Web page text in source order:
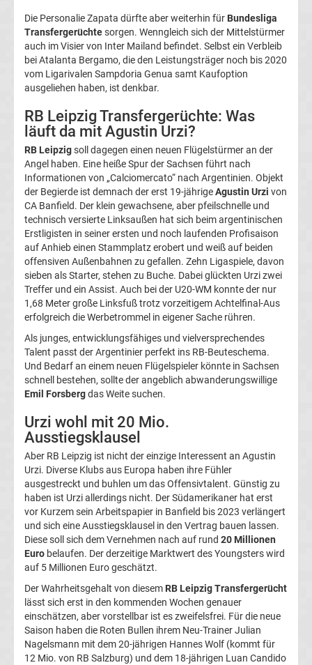
Fußballklubs
Fußball
Bundesliga
2.
Liga
3.
Liga
DFB-
Pokal
Champions
League
Europa
League
Europa
Conference
League
Premier
League
La
Die Personalie Zapata dürfte aber weiterhin für Bundesliga
Transfergerüchtesorgen. Wenngleich sich der Mittelstürmer
auch im Visier von Inter Mailand befindet. Selbst ein Verbleib
bei Atalanta Bergamo, die den Leistungsträger noch bis 2020
vom Ligarivalen Sampdoria Genua samt Kaufoption
ausgeliehen haben, ist denkbar.
RB Leipzig Transfergerüchte: Was
läuft da mit Agustin Urzi?
RB Leipzigsoll dagegen einen neuen Flügelstürmer an der
Angel haben. Eine heiße Spur der Sachsen führt nach
Informationen von „Calciomercato“ nach Argentinien. Objekt
der Begierde ist demnach der erst 19-jährigeAgustin Urzi von
CA Banfield. Der klein gewachsene, aber pfeilschnelle und
technisch versierte Linksaußen hat sich beim argentinischen
Erstligisten in seiner ersten und noch laufenden Profisaison
auf Anhieb einen Stammplatz erobert und weiß auf beiden
offensiven Außenbahnen zu gefallen. Zehn Ligaspiele, davon
sieben als Starter, stehen zu Buche. Dabei glückten Urzi zwei
Treffer und ein Assist. Auch bei der U20-WM konnte der nur
1,68 Meter große Linksfuß trotz vorzeitigem Achtelfinal-Aus
erfolgreich die Werbetrommel in eigener Sache rühren.
Als junges, entwicklungsfähiges und vielversprechendes
Talent passt der Argentinier perfekt ins RB-Beuteschema.
Und Bedarf an einem neuen Flügelspieler könnte in Sachsen
schnell bestehen, sollte der angeblich abwanderungswillige
Emil Forsbergdas Weite suchen.
Urzi wohl mit 20 Mio.
Ausstiegsklausel
Aber RB Leipzig ist nicht der einzige Interessent an Agustin
Urzi. Diverse Klubs aus Europa haben ihre Fühler
ausgestreckt und buhlen um das Offensivtalent. Günstig zu
haben ist Urzi allerdings nicht. Der Südamerikaner hat erst
vor Kurzem sein Arbeitspapier in Banfield bis 2023 verlängert
und sich eine Ausstiegsklausel in den Vertrag bauen lassen.
Diese soll sich dem Vernehmen nach auf rund 20 Millionen
Euro belaufen. Der derzeitige Marktwert des Youngsters wird
auf 5 Millionen Euro geschätzt.
Der Wahrheitsgehalt von diesem RB Leipzig Transfergerücht
lässt sich erst in den kommenden Wochen genauer
einschätzen, aber vorstellbar ist es zweifelsfrei. Für die neue
Saison haben die Roten Bullen ihrem Neu-Trainer Julian
Nagelsmann mit dem 20-jährigen Hannes Wolf (kommt für
12 Mio. von RB Salzburg) und dem 18-jährigen Luan Candido